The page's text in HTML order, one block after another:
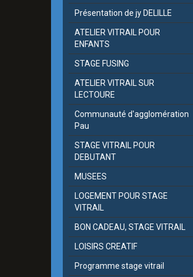
Présentation de jy DELILLE
ATELIER VITRAIL POUR
ENFANTS
STAGE FUSING
ATELIER VITRAIL SUR
LECTOURE
Communauté d'agglomération
Pau
STAGE VITRAIL POUR
DEBUTANT
MUSEES
LOGEMENT POUR STAGE
VITRAIL
BON CADEAU, STAGE VITRAIL
LOISIRS CREATIF
Programme stage vitrail